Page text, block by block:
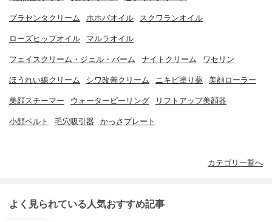
プラセンタクリーム ホホバオイル スクワランオイル
ローズヒップオイル マルラオイル
フェイスクリーム・ジェル・バーム ナイトクリーム ワセリン
ほうれい線クリーム シワ改善クリーム ニキビ塗り薬 美顔ローラー
美顔スチーマー ウォーターピーリング リフトアップ美顔器
小顔ベルト 毛穴吸引器 かっさプレート
カテゴリ一覧へ
よく見られている人気おすすめ記事